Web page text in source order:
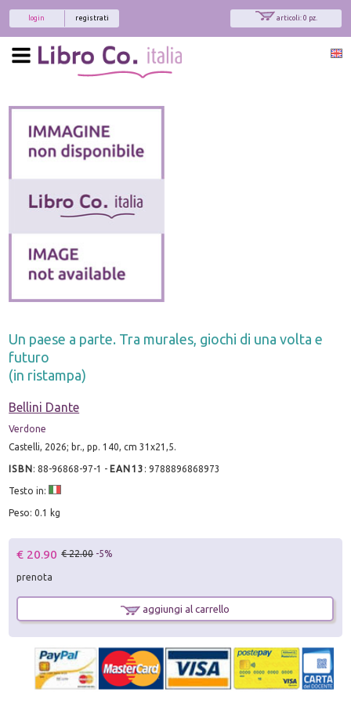
articoli: 0 pz.
registrati
login
Un paese a parte. Tra murales, giochi di una volta e
futuro
(in ristampa)
Bellini Dante
Verdone
Castelli, 2026; br., pp. 140, cm 31x21,5.
ISBN:88-96868-97-1 - EAN13 :9788896868973
Testo in:
Peso: 0.1 kg
€ 20.90 € 22.00 -5%
prenota
aggiungi al carrello